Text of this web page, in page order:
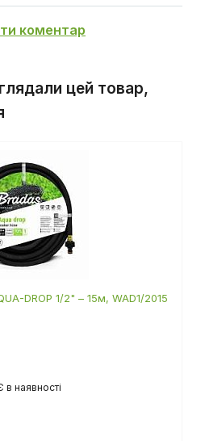
коментар
цей товар,
DROP 1/2" – 15м, WAD1/2015
в наявності